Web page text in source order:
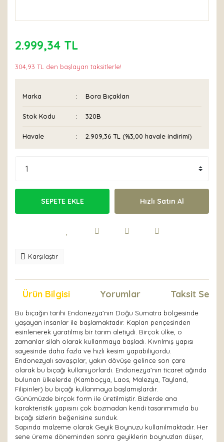
2.999,34 TL
304,93 TL den başlayan taksitlerle!
Marka Bora Bıçakları
Stok Kodu 320B
Havale 2.909,36 TL (%3,00 havale indirimi)
SEPETE EKLE Hızlı Satın Al
Karşılaştır
Ürün Bilgisi Yorumlar Taksit
Bu bıçağın tarihi Endonezya’nın Doğu Sumatra bölgesinde
yaşayan insanlar ile başlamaktadır. Kaplan pençesinden
esinlenerek yaratılmış bir tarım aletiydi. Birçok ülke, o
zamanlar silah olarak kullanmaya başladı. Kıvrılmış yapısı
sayesinde daha fazla ve hızlı kesim yapabiliyordu.
Endonezyalı savaşçılar, yakın dövüşe gelince son çare
olarak bu bıçağı kullanıyorlardı. Endonezya’nın ticaret ağında
bulunan ülkelerde (Kamboçya, Laos, Malezya, Tayland,
Filipinler) bu bıçağı kullanmaya başlamışlardır.
Günümüzde birçok form ile üretilmiştir. Bizlerde ana
karakteristik yapısını çok bozmadan kendi tasarımımızla bu
bıçağı sizlerin beğenisine sunduk.
Sapında malzeme olarak Geyik Boynuzu kullanılmaktadır. Her
sene üreme döneminden sonra geyiklerin boynuzları düşer,